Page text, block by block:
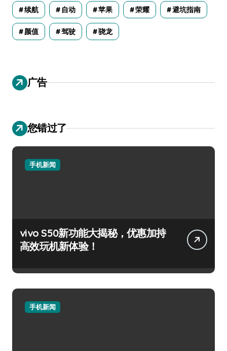
续航 自动 苹果 荣耀 避坑指南
颜值 驾驶 骁龙
广告
您错过了
手机新闻
vivo S50新功能大揭秘，优惠加持
高效玩机新体验！
手机新闻